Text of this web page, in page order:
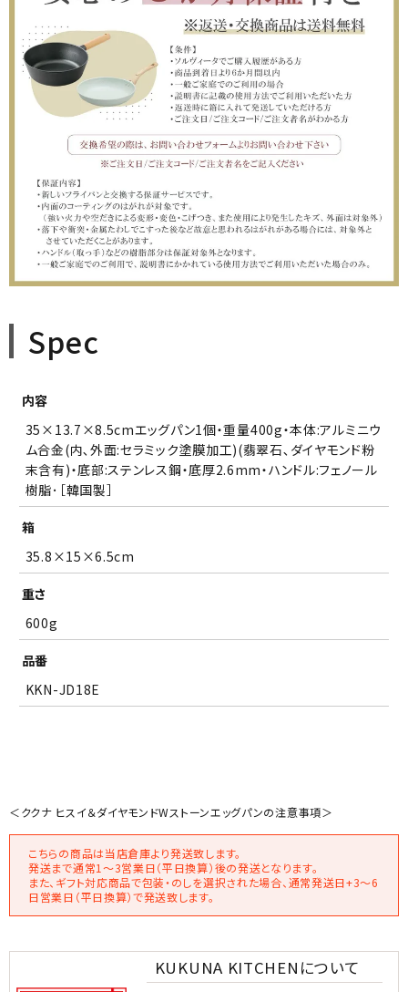
必
)
□のし紙の有無（のし上・表書きの選択・内のし対応）
必
須
)
＞のしのお名前（のし下・印字する場合は入力してください）
※ギフト対応について
(
必
須
)
確認しました
Spec
内容
35×13.7×8.5cmエッグパン1個・重量400g・本体:アルミニウ
ム合金(内､外面:セラミック塗膜加工)(翡翠石､ダイヤモンド粉
末含有)・底部:ステンレス鋼・底厚2.6mm・ハンドル:フェノール
樹脂･［韓国製］
箱
35.8×15×6.5cm
重さ
600g
品番
KKN-JD18E
＜ククナ ヒスイ＆ダイヤモンドWストーンエッグパンの注意事項＞
こちらの商品は当店倉庫より発送致します。
発送まで通常1～3営業日（平日換算）後の発送となります。
また、ギフト対応商品で包装・のしを選択された場合、通常発送日+3～6
日営業日（平日換算）で発送致します。
KUKUNA KITCHENについて